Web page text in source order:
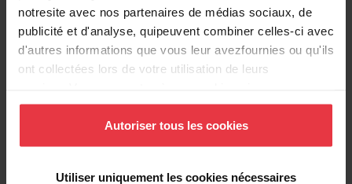
notresite avec nos partenaires de médias sociaux, de
publicité et d'analyse, quipeuvent combiner celles-ci avec
d'autres informations que vous leur avezfournies ou qu'ils
ont collectées lors de votre utilisation de leurs
continuez à utiliser notre site Web.
Autoriser tous les cookies
Utiliser uniquement les cookies nécessaires
Téléchargements